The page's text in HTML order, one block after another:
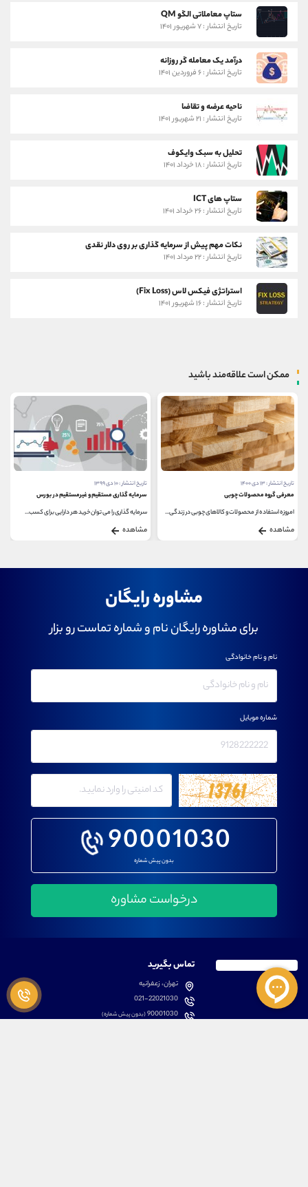
ستاپ معاملاتی الگو QM
تاریخ انتشار : ۷ شهریور ۱۴۰۱
درآمد یک معامله گر روزانه
تاریخ انتشار : ۶ فروردین ۱۴۰۱
ناحیه عرضه و تقاضا
تاریخ انتشار : ۲۱ شهریور ۱۴۰۱
تحلیل به سبک وایکوف
تاریخ انتشار : ۱۸ خرداد ۱۴۰۱
ستاپ های ICT
تاریخ انتشار : ۲۶ خرداد ۱۴۰۱
نکات مهم پیش از سرمایه گذاری بر روی دلار نقدی
تاریخ انتشار : ۲۲ مرداد ۱۴۰۱
استراتژی فیکس لاس (Fix Loss)
تاریخ انتشار : ۱۶ شهریور ۱۴۰۱
ممکن است علاقه‌مند باشید
تاریخ انتشار : ۱۳ دی ۱۴۰۰
معرفی گروه محصولات چوبی
امروزه استفاده از محصولات و کالاهای چوبی در زندگی...
مشاهده
تاریخ انتشار : ۱۰ دی ۱۳۹۹
سرمایه گذاری مستقیم و غیرمستقیم در بورس
سرمایه گذاری را می توان خرید هر دارایی برای کسب...
مشاهده
مشاوره رایگان
برای مشاوره رایگان نام و شماره تماست رو بزار
90001030
بدون پیش شماره
نام و نام خانوادگی
شماره موبایل
تماس بگیرید
تهران، زعفرانیه
021-22021030
90001030(بدون پیش شماره)